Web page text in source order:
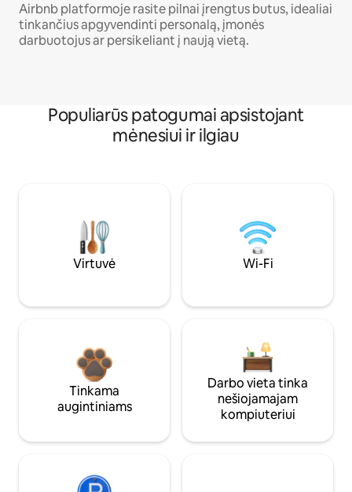
Airbnb platformoje rasite pilnai įrengtus butus, idealiai
tinkančius apgyvendinti personalą, įmonės
darbuotojus ar persikeliant į naują vietą.
Populiarūs patogumai apsistojant
mėnesiui ir ilgiau
Virtuvė Wi-Fi
Tinkama
augintiniams
Darbo vieta tinka
nešiojamajam
kompiuteriui